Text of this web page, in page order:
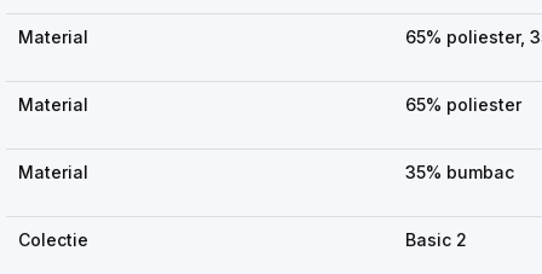
Material 65% poliester,
Material 65% poliester
Material 35% bumbac
Colectie Basic 2